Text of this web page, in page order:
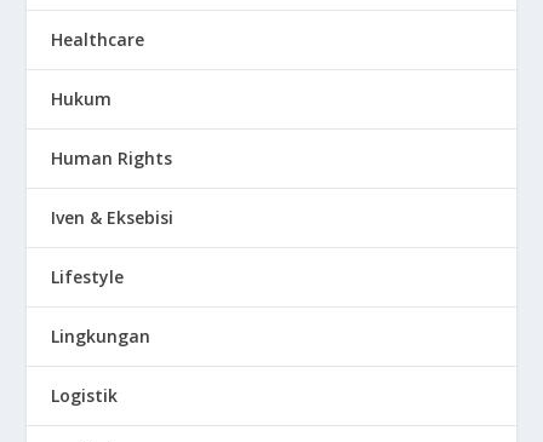
Healthcare
Hukum
Human Rights
Iven & Eksebisi
Lifestyle
Lingkungan
Logistik